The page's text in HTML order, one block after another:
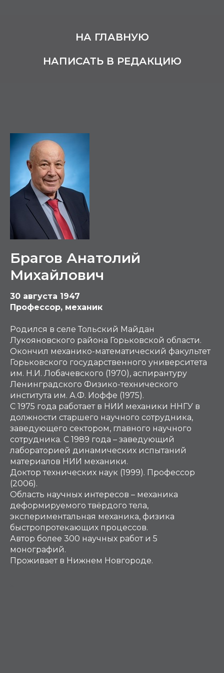
НА ГЛАВНУЮ
НАПИСАТЬ В РЕДАКЦИЮ
Брагов Анатолий
Михайлович
30 августа 1947
Профессор, механик
Родился в селе Тольский Майдан
Лукояновского района Горьковской области.
Окончил механико-математический факультет
Горьковского государственного университета
им. Н.И. Лобачевского (1970), аспирантуру
Ленинградского Физико-технического
института им. А.Ф. Иоффе (1975).
С 1975 года работает в НИИ механики ННГУ в
должности старшего научного сотрудника,
заведующего сектором, главного научного
сотрудника. С 1989 года – заведующий
лабораторией динамических испытаний
материалов НИИ механики.
Доктор технических наук (1999). Профессор
(2006).
Область научных интересов – механика
деформируемого твёрдого тела,
экспериментальная механика, физика
быстропротекающих процессов.
Автор более 300 научных работ и 5
монографий.
Проживает в Нижнем Новгороде.